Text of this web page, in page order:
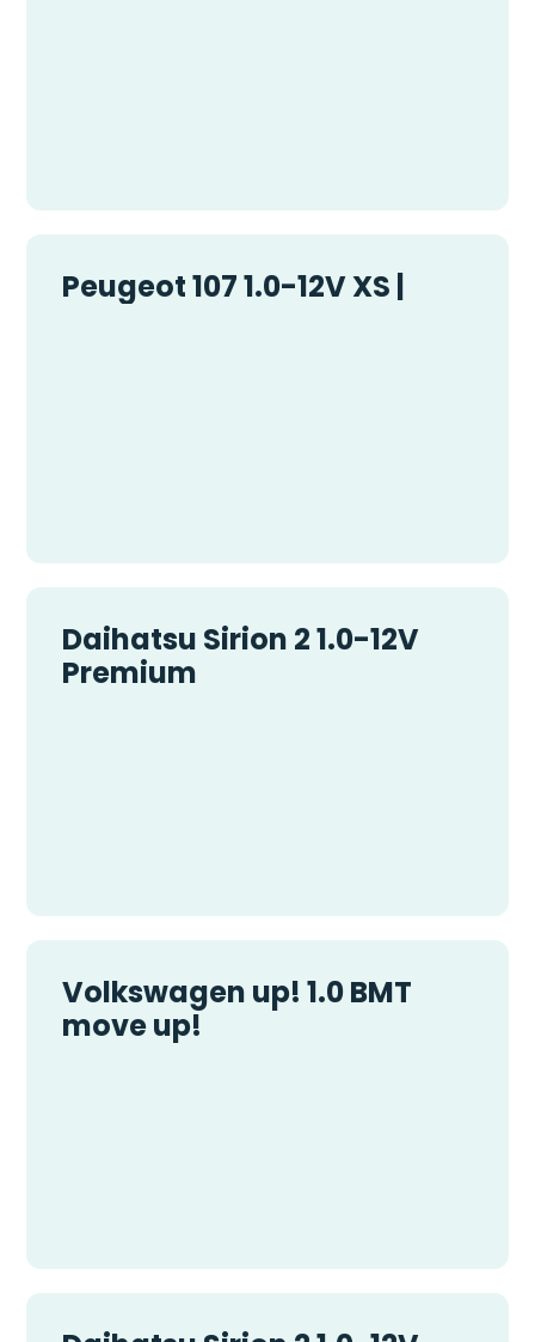
Peugeot 107 1.0-12V XS |
Daihatsu Sirion 2 1.0-12V
Premium
Volkswagen up! 1.0 BMT
move up!